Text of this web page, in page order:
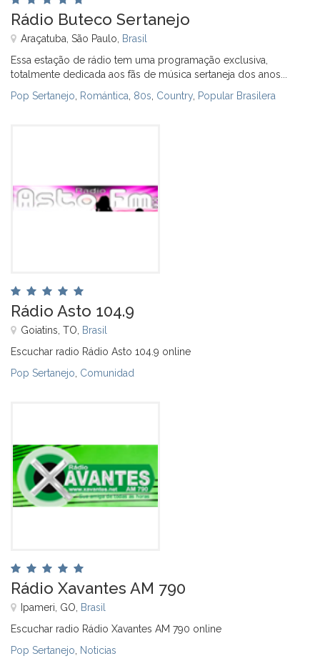
Rádio Buteco Sertanejo
Araçatuba, São Paulo, Brasil
Essa estação de rádio tem uma programação exclusiva,
totalmente dedicada aos fãs de música sertaneja dos anos...
Pop Sertanejo Romántica 80s Country Popular Brasilera
Rádio Asto 104.9
Goiatins, TO, Brasil
Escuchar radio Rádio Asto 104.9 online
Pop Sertanejo Comunidad
Rádio Xavantes AM 790
Ipameri, GO, Brasil
Escuchar radio Rádio Xavantes AM 790 online
Pop Sertanejo Noticias